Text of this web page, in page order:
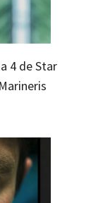
4 de Star